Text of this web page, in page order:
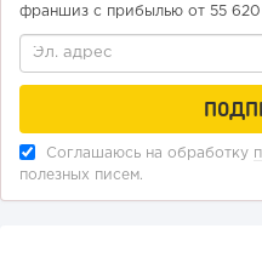
Конференции августа
для бизнеса,...
франшиз с прибылью от 55
Соглашаюсь на обработку
полезных писем.